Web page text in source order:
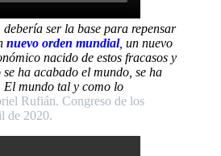
ser la base para repensar
nuevo orden mundial, un nuevo
nacido de estos fracasos y
se ha acabado el mundo, se ha
El mundo tal y como lo
Rufián. Congreso de los
de 2020.